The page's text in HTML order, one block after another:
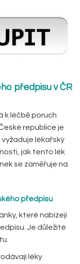
předpisu v ČR
k léčbě poruch
republice je
lékařský
jak tento lék
se zaměřuje na
předpisu
které nabízejí
Je důležité
léky